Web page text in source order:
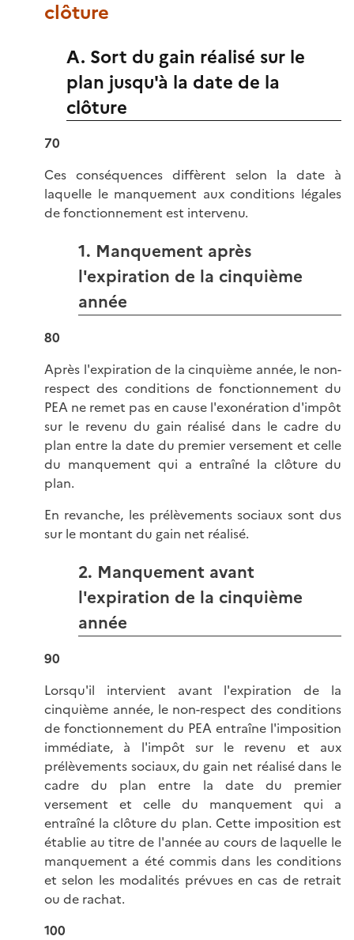
clôture
A. Sort du gain réalisé sur le
plan jusqu'à la date de la
clôture
70
Ces conséquences diffèrent selon la date à
laquelle le manquement aux conditions légales
de fonctionnement est intervenu.
1. Manquement après
l'expiration de la cinquième
année
80
Après l'expiration de la cinquième année, le non-
respect des conditions de fonctionnement du
PEA ne remet pas en cause l'exonération d'impôt
sur le revenu du gain réalisé dans le cadre du
plan entre la date du premier versement et celle
du manquement qui a entraîné la clôture du
plan.
En revanche, les prélèvements sociaux sont dus
sur le montant du gain net réalisé.
2. Manquement avant
l'expiration de la cinquième
année
90
Lorsqu'il intervient avant l'expiration de la
cinquième année, le non-respect des conditions
de fonctionnement du PEA entraîne l'imposition
immédiate, à l'impôt sur le revenu et aux
prélèvements sociaux, du gain net réalisé dans le
cadre du plan entre la date du premier
versement et celle du manquement qui a
entraîné la clôture du plan. Cette imposition est
établie au titre de l'année au cours de laquelle le
manquement a été commis dans les conditions
et selon les modalités prévues en cas de retrait
ou de rachat.
100